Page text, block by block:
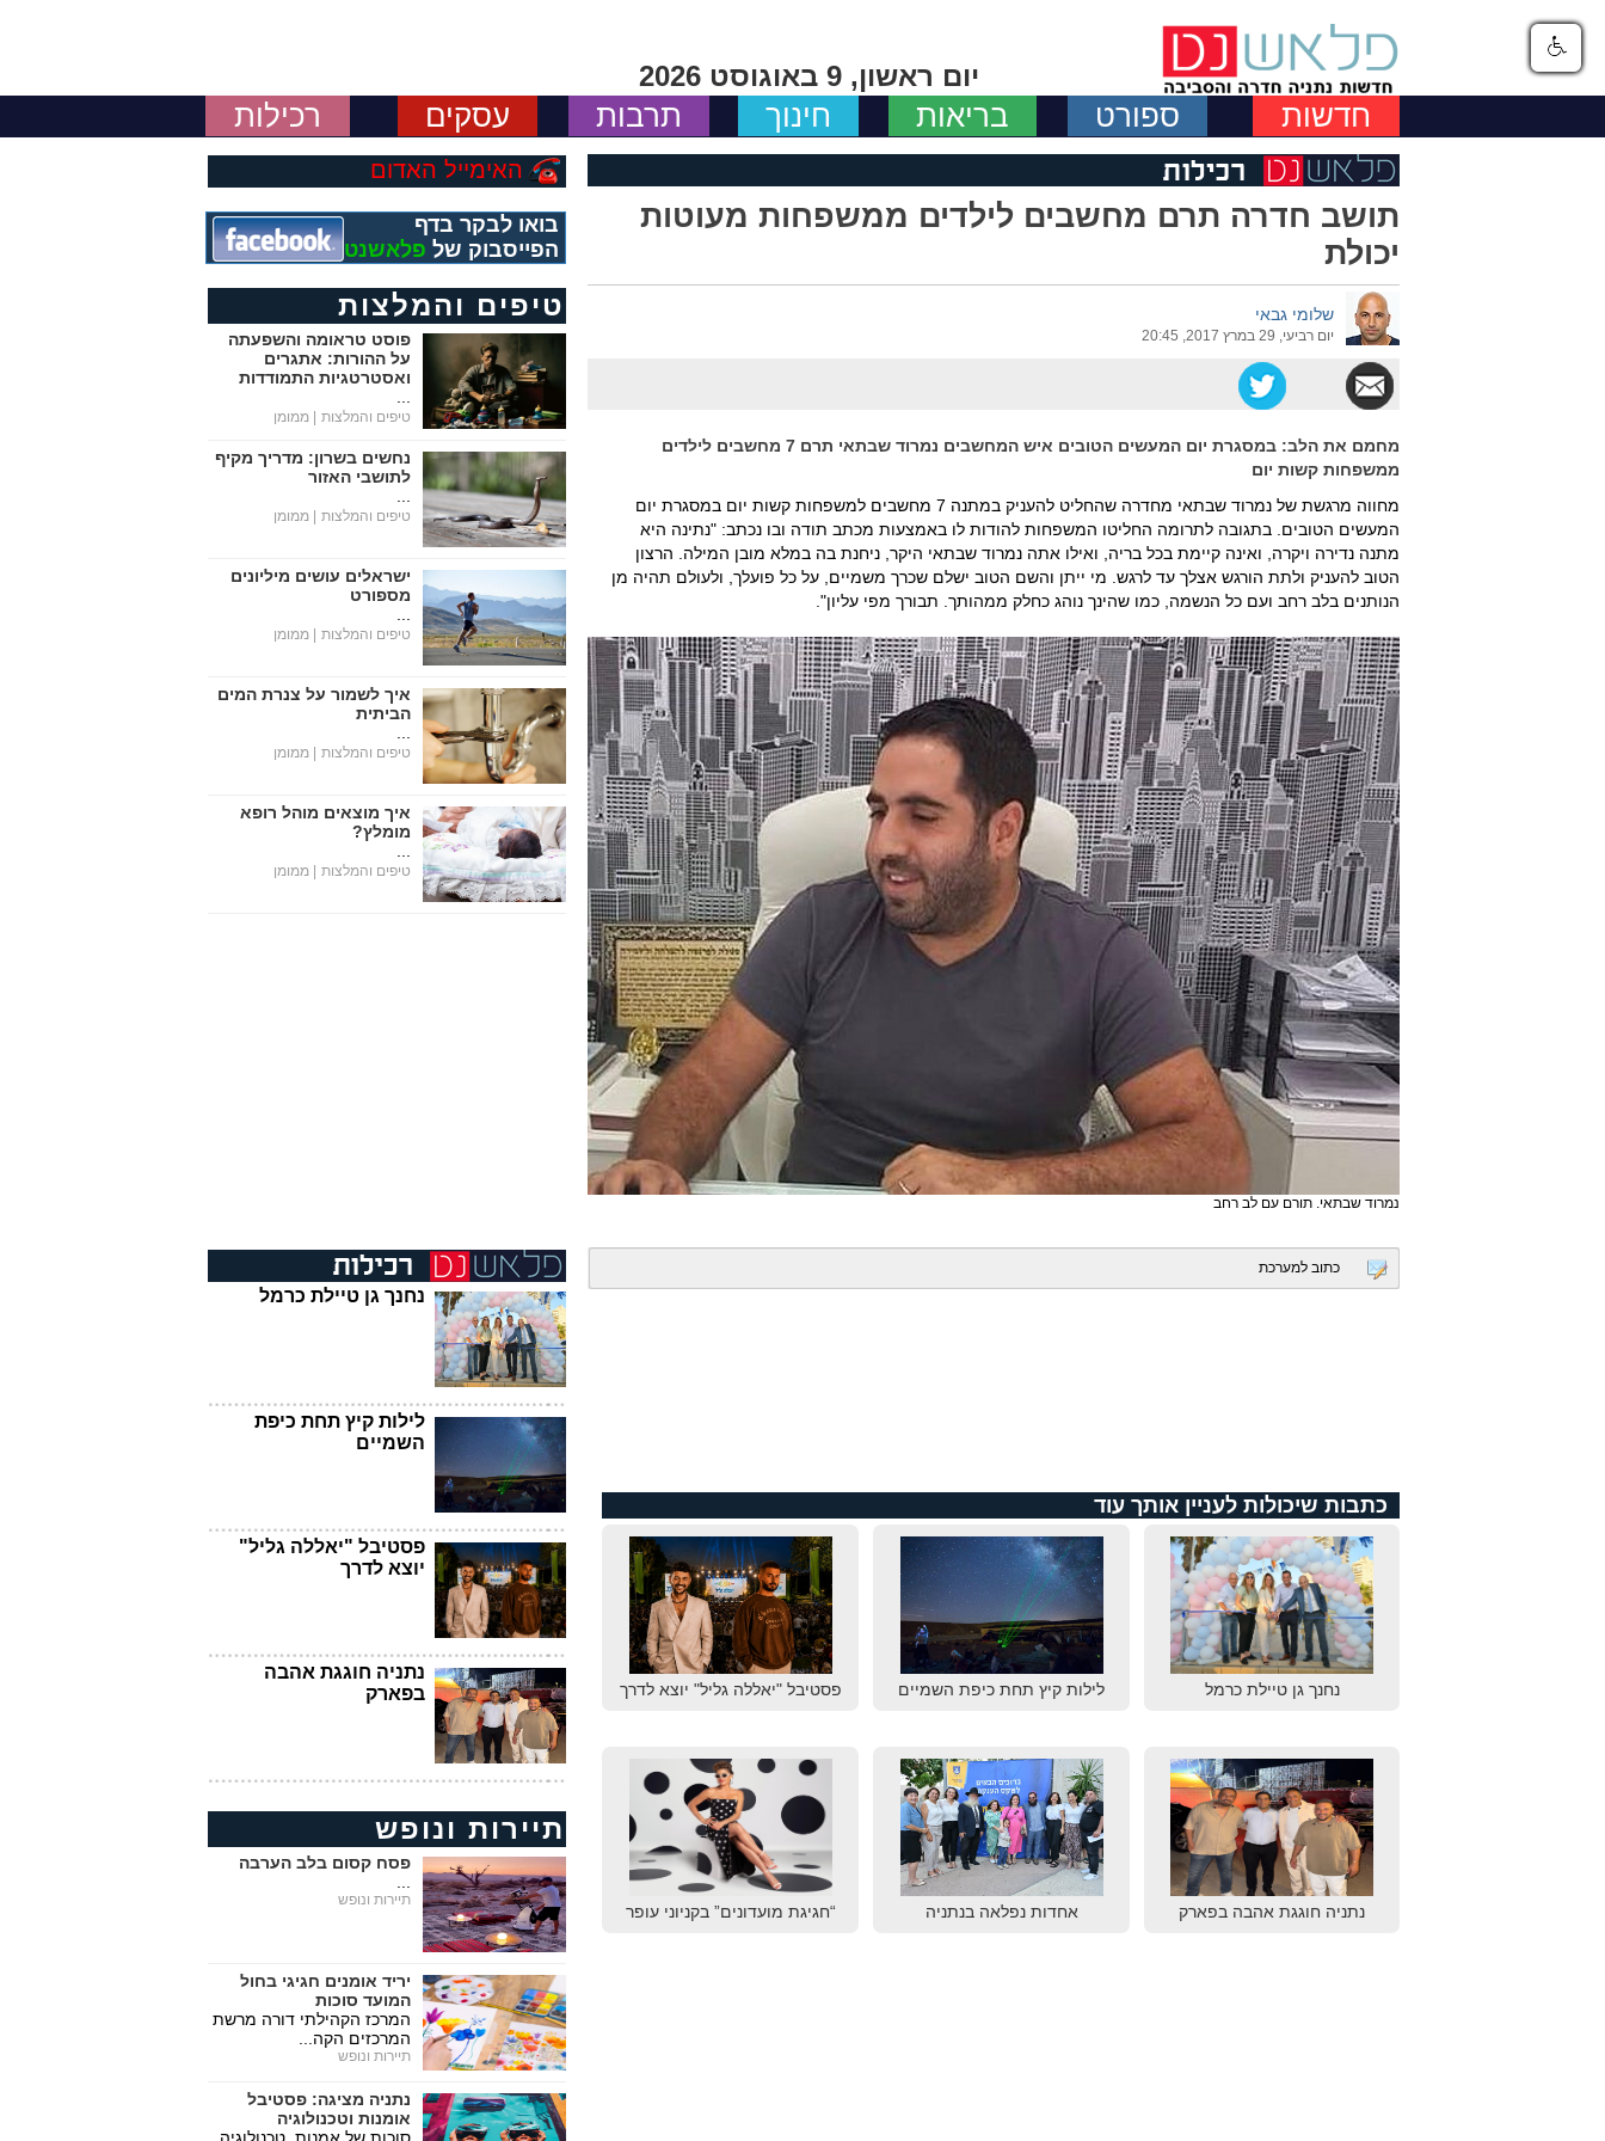
יום ראשון, 9 באוגוסט 2026
חדשות ספורט בריאות חינוך תרבות עסקים רכילות
תושב חדרה תרם מחשבים לילדים ממשפחות מעוטות
יכולת
שלומי גבאי
יום רביעי, 29 במרץ 2017, 20:45
מחמם את הלב: במסגרת יום המעשים הטובים איש המחשבים נמרוד שבתאי תרם 7 מחשבים לילדים
ממשפחות קשות יום
מחווה מרגשת של נמרוד שבתאי מחדרה שהחליט להעניק במתנה 7 מחשבים למשפחות קשות יום במסגרת יום
המעשים הטובים. בתגובה לתרומה החליטו המשפחות להודות לו באמצעות מכתב תודה ובו נכתב: "נתינה היא
מתנה נדירה ויקרה, ואינה קיימת בכל בריה, ואילו אתה נמרוד שבתאי היקר, ניחנת בה במלא מובן המילה. הרצון
הטוב להעניק ולתת הורגש אצלך עד לרגש. מי ייתן והשם הטוב ישלם שכרך משמיים, על כל פועלך, ולעולם תהיה מן
הנותנים בלב רחב ועם כל הנשמה, כמו שהינך נוהג כחלק ממהותך. תבורך מפי עליון".
נמרוד שבתאי. תורם עם לב רחב
כתוב למערכת
כתבות שיכולות לעניין אותך עוד
נחנך גן טיילת כרמל לילות קיץ תחת כיפת השמיים פסטיבל "יאללה גליל" יוצא לדרך
נתניה חוגגת אהבה בפארק אחדות נפלאה בנתניה “חגיגת מועדונים” בקניוני עופר
האימייל האדום
בואו לבקר בדף
הפייסבוק של פלאשנט
טיפים והמלצות
פוסט טראומה והשפעתה
על ההורות: אתגרים
ואסטרטגיות התמודדות
טיפים והמלצות | ממומן
נחשים בשרון: מדריך מקיף
לתושבי האזור
טיפים והמלצות | ממומן
ישראלים עושים מיליונים
מספורט
טיפים והמלצות | ממומן
איך לשמור על צנרת המים
הביתית
טיפים והמלצות | ממומן
איך מוצאים מוהל רופא
מומלץ?
טיפים והמלצות | ממומן
נחנך גן טיילת כרמל
לילות קיץ תחת כיפת
השמיים
פסטיבל "יאללה גליל"
יוצא לדרך
נתניה חוגגת אהבה
בפארק
תיירות ונופש
פסח קסום בלב הערבה
תיירות ונופש
יריד אומנים חגיגי בחול
המועד סוכות
המרכז הקהילתי דורה מרשת
המרכזים הקה...
תיירות ונופש
נתניה מציגה: פסטיבל
אומנות וטכנולוגיה